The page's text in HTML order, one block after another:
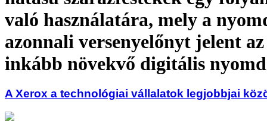
való használatára, mely a
azonnali versenyelőnyt jelent az
inkább növekvő digitális
A Xerox a technológiai vállalatok legjobbjai